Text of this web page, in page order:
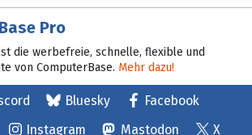
Pro
die werbefreie, schnelle, flexible und
von ComputerBase. Mehr dazu!
Bluesky
Facebook
Instagram Mastodon X